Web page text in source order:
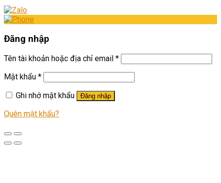
Đăng nhập
Tên tài khoản hoặc địa chỉ email *
Mật khẩu *
Ghi nhớ mật khẩu
Đăng nhập
Quên mật khẩu?